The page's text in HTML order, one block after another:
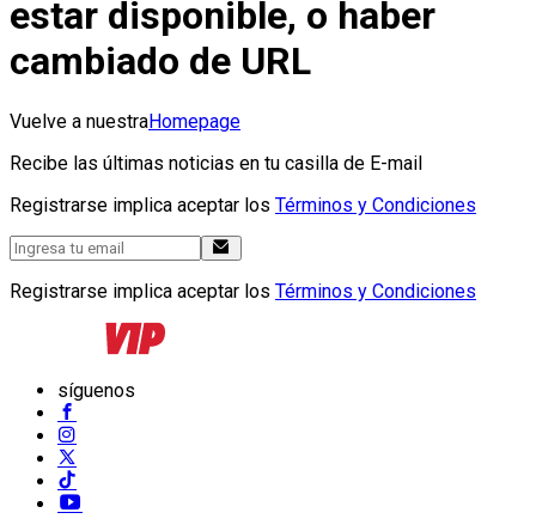
estar disponible, o haber
cambiado de URL
Vuelve a nuestraHomepage
Recibe las últimas noticias en tu casilla de E-mail
Registrarse implica aceptar los Términos y Condiciones
Registrarse implica aceptar los Términos y Condiciones
síguenos